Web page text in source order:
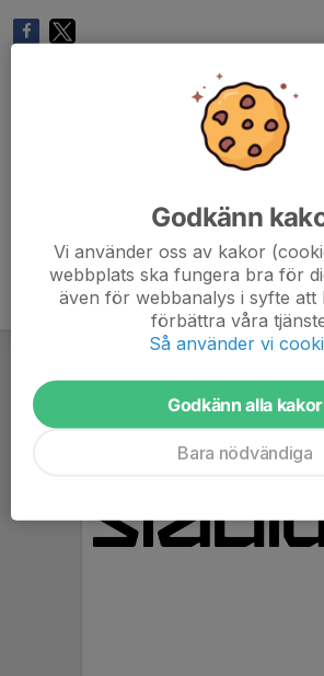
Godkänn
Vi använder oss av kakor
webbplats ska fungera bra för
även för webbanalys i syfte att
förbättra våra
Så använder vi
Godkänn alla kakor
Bara nödvändiga